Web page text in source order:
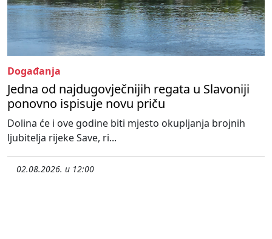
Događanja
Jedna od najdugovječnijih regata u Slavoniji
ponovno ispisuje novu priču
Dolina će i ove godine biti mjesto okupljanja brojnih
ljubitelja rijeke Save, ri...
02.08.2026. u 12:00